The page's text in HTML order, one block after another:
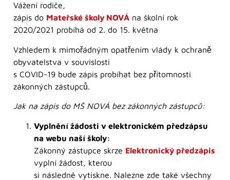
Vážení rodiče,
zápis do Mateřské školy NOVÁ na školní rok
2020/2021 probíhá od 2. do 15. května
Vzhledem k mimořádným opatřením vlády k ochraně
obyvatelstva v souvislosti
s COVID-19 bude zápis probíhat bez přítomnosti
zákonných zástupců.
Jak na zápis do MŠ NOVÁ bez zákonných zástupců:
Vyplnění žádosti v elektronickém předzápsu
na webu naší školy:
Zákonný zástupce skrze Elektronický předzápis
vyplní žádost, kterou
si následně vytiskne. Nalezne zde také všechny